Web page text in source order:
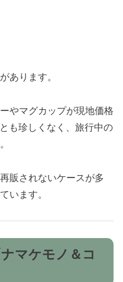
あります。
やマグカップが現地価格
も珍しくなく、旅行中の
販されないケースが多
います。
マケモノ＆コ